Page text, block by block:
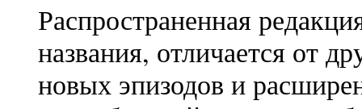
Распространенная
названия, отличается от
новых эпизодов и